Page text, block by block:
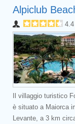
Alpiclub
4.4
Il villaggio turistico
è situato a Maiorca
Levante, a 3 km